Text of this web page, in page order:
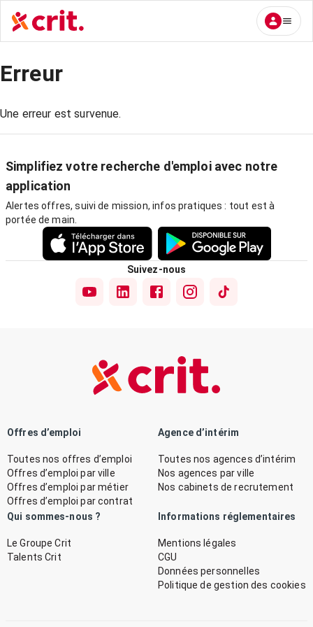
Erreur
Une erreur est survenue.
Simplifiez votre recherche d'emploi avec notre
application
Alertes offres, suivi de mission, infos pratiques : tout est à
portée de main.
Suivez-nous
Offres d’emploi
Toutes nos offres d’emploi
Offres d’emploi par ville
Offres d’emploi par métier
Offres d’emploi par contrat
Agence d’intérim
Toutes nos agences d’intérim
Nos agences par ville
Nos cabinets de recrutement
Qui sommes-nous ?
Le Groupe Crit
Talents Crit
Informations réglementaires
Mentions légales
CGU
Données personnelles
Politique de gestion des cookies